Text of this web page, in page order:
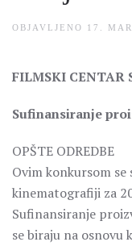
OBJAVLJENO 17.
FILMSKI CENTAR
Sufinansiranje
OPŠTE ODREDBE
Ovim konkursom
kinematografiji za
Sufinansiranje
se biraju na osnovu